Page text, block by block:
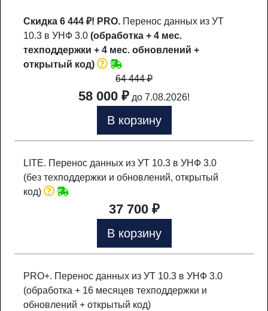
Скидка 6 444 ₽! PRO. Перенос данных из УТ
10.3 в УНФ 3.0 (обработка + 4 мес.
техподдержки + 4 мес. обновлений +
открытый код)
64 444₽
58 000 ₽ до 7.08.2026!
В корзину
LITE. Перенос данных из УТ 10.3 в УНФ 3.0
(без техподдержки и обновлений, открытый
код)
37 700 ₽
В корзину
PRO+. Перенос данных из УТ 10.3 в УНФ 3.0
(обработка + 16 месяцев техподдержки и
обновлений + открытый код)